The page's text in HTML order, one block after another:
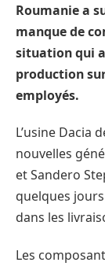
Roumanie a
manque de
situation qui
production
employés.
L’usine Dacia
nouvelles
et Sandero
quelques
dans les
Les